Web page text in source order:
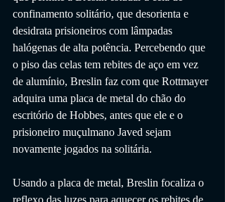
confinamento solitário, que desorienta e
desidrata prisioneiros com lâmpadas
halógenas de alta potência. Percebendo que
o piso das celas tem rebites de aço em vez
de alumínio, Breslin faz com que Rottmayer
adquira uma placa de metal do chão do
escritório de Hobbes, antes que ele e o
prisioneiro muçulmano Javed sejam
novamente jogados na solitária.
Usando a placa de metal, Breslin focaliza o